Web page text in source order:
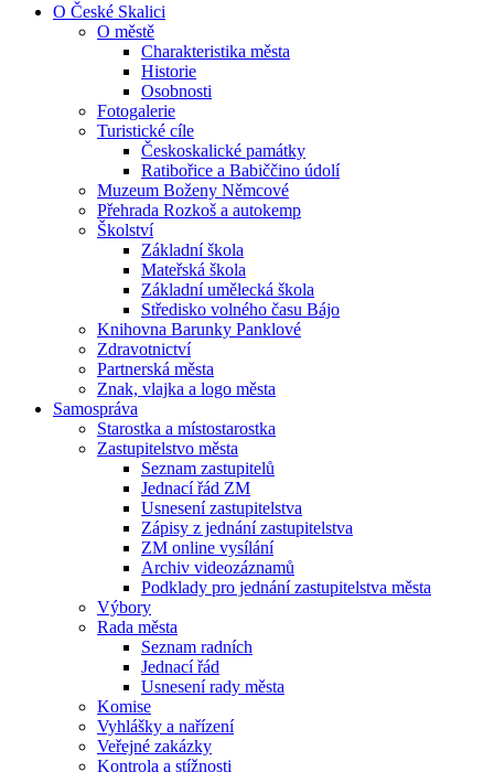
O České Skalici
O městě
Charakteristika města
Historie
Osobnosti
Fotogalerie
Turistické cíle
Českoskalické památky
Ratibořice a Babiččino údolí
Muzeum Boženy Němcové
Přehrada Rozkoš a autokemp
Školství
Základní škola
Mateřská škola
Základní umělecká škola
Středisko volného času Bájo
Knihovna Barunky Panklové
Zdravotnictví
Partnerská města
Znak, vlajka a logo města
Samospráva
Starostka a místostarostka
Zastupitelstvo města
Seznam zastupitelů
Jednací řád ZM
Usnesení zastupitelstva
Zápisy z jednání zastupitelstva
ZM online vysílání
Archiv videozáznamů
Podklady pro jednání zastupitelstva města
Výbory
Rada města
Seznam radních
Jednací řád
Usnesení rady města
Komise
Vyhlášky a nařízení
Veřejné zakázky
Kontrola a stížnosti